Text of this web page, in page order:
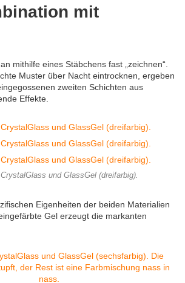
mit
mithilfe eines Stäbchens fast „zeichnen“.
Muster über Nacht eintrocknen, ergeben
zweiten Schichten aus
Effekte.
und GlassGel (dreifarbig).
Eigenheiten der beiden Materialien
Gel erzeugt die markanten